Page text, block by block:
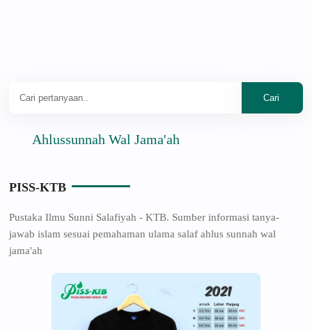
Ahlussunnah Wal Jama'ah
PISS-KTB
Pustaka Ilmu Sunni Salafiyah - KTB. Sumber informasi tanya-
jawab islam sesuai pemahaman ulama salaf ahlus sunnah wal
jama'ah